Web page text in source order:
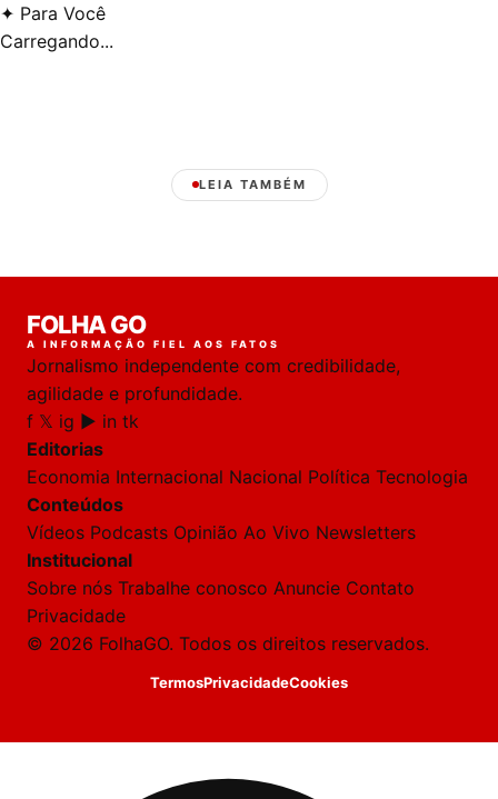
✦ Para Você
Carregando...
LEIA TAMBÉM
online
Laura
Oi!
👋
Bom
FOLHA GO
A INFORMAÇÃO FIEL AOS FATOS
Jornalismo independente com credibilidade,
agilidade e profundidade.
f 𝕏 ig ▶ in tk
Editorias
Economia Internacional Nacional Política Tecnologia
Conteúdos
Vídeos Podcasts Opinião Ao Vivo Newsletters
Institucional
Sobre nós Trabalhe conosco Anuncie Contato
Privacidade
© 2026 FolhaGO. Todos os direitos reservados.
TermosPrivacidadeCookies